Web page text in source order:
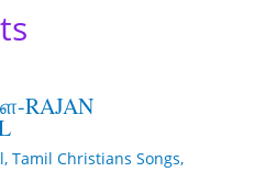
RAJAN
, Tamil Christians Songs,